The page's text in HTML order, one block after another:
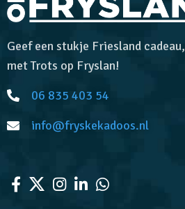
Geef een stukje Friesland cadeau,
met Trots op Fryslan!
06 835 403 54
info@fryskekadoos.nl